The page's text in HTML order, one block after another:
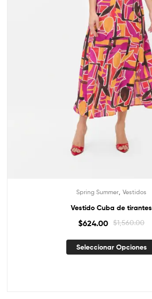
Spring Summer Vestidos
Vestido Cuba de tirantes
$1,560.00
$624.00
Seleccionar Opciones